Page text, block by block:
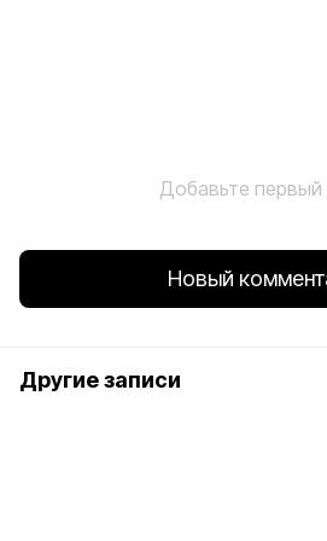
Добавьте первый
Новый
Другие записи